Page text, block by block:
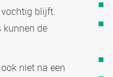
blijft.
kunnen de
niet na een